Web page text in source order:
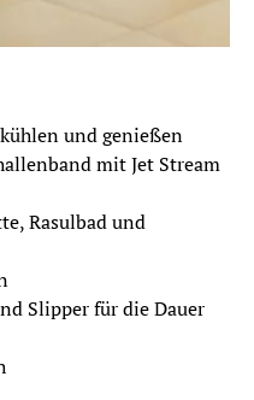
und genießen
mit Jet Stream
Rasulbad und
Slipper für die Dauer